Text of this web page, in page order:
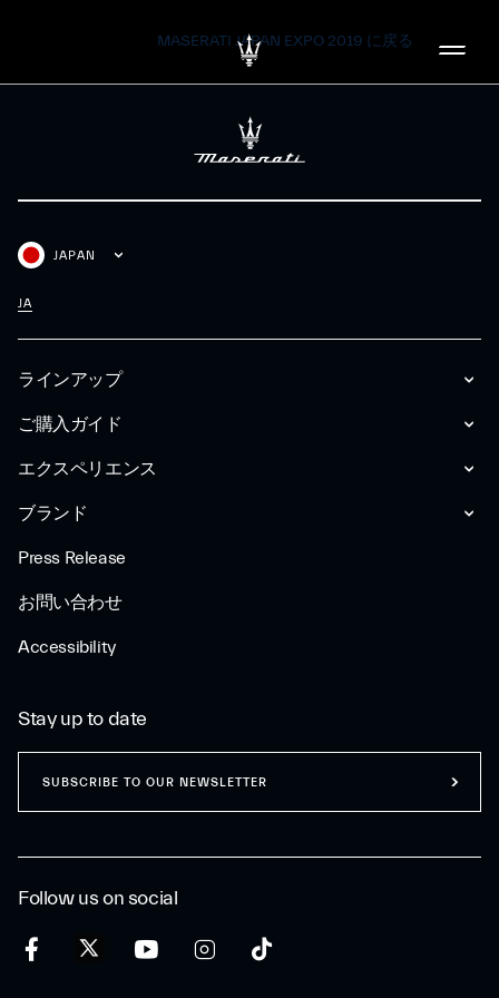
MASERATI JAPAN EXPO 2019 に戻る
ラインアップ
ご購入ガイド
エクスペリエンス
ブランド
Press Release
お問い合わせ
Accessibility
JAPAN
JA
Follow us on social
Stay up to date
SUBSCRIBE TO OUR NEWSLETTER